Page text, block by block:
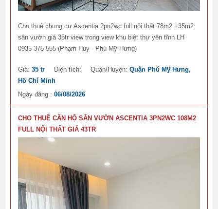
Cho thuê chung cư Ascentia 2pn2wc full nội thất 78m2 +35m2
sân vườn giá 35tr view trong view khu biệt thự yên tĩnh LH
0935 375 555 (Phạm Huy - Phú Mỹ Hưng)
Giá:35 tr Diện tích: Quận/Huyện:Quận Phú Mỹ Hưng,
Hồ Chí Minh
Ngày đăng :06/08/2026
CHO THUÊ CĂN HỘ SÂN VƯỜN ASCENTIA 3PN2WC 108M2
FULL NỘI THẤT GIÁ 43TR